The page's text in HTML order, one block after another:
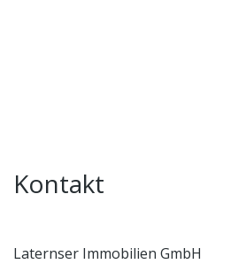
Kontakt
Laternser Immobilien GmbH